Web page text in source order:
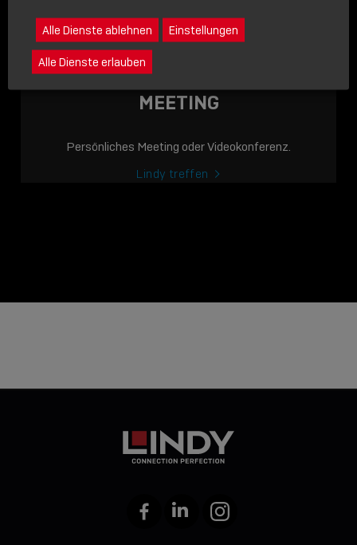
LINDY ACADEMY
JETZT ONLINE
VERFÜGBAR: DIE
LINDY ACADEMY –
WISSEN, DASMEETING
Persönliches Meeting oder Videokonferenz.
Lindy treffen
FacebookLinkedIn Instagram
Alle Dienste ablehnen Einstellungen
Alle Dienste erlauben